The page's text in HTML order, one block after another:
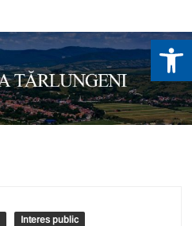
Interes public